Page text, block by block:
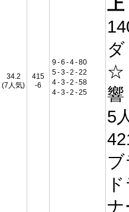
34.2
(7人気)
415
-6
9-6 -4-80
5-3-2 -22
4-3-2 -58
4-3-2 -25
上
☆
5